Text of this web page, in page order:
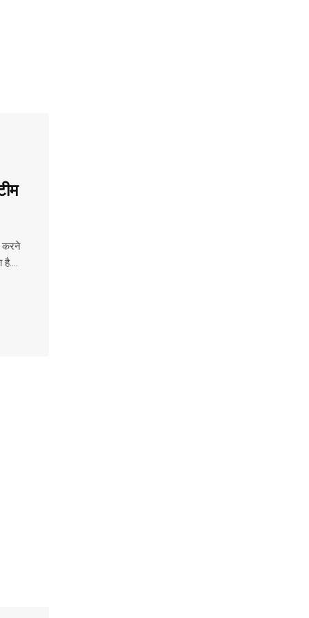
करने
है….